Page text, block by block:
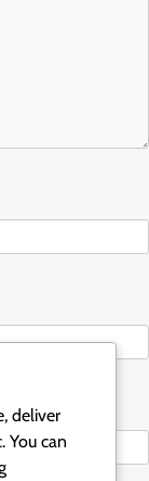
deliver
You can